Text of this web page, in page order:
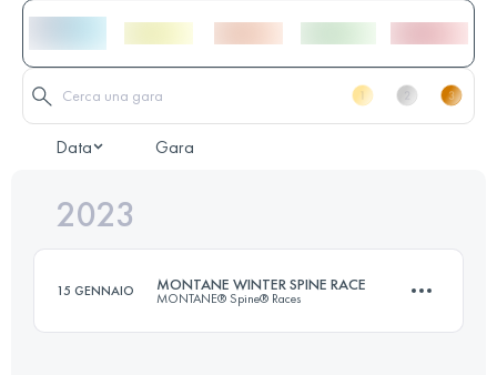
Data Gara
2023
15 GENNAIO MONTANE WINTER SPINE RACE
MONTANE® Spine® Races